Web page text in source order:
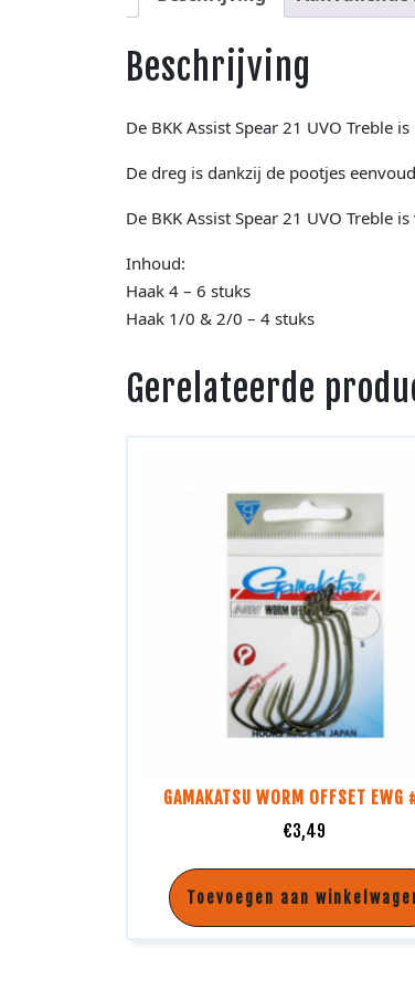
Beschrijving
De BKK Assist Spear 21 UVO Treble
De dreg is dankzij de pootjes
De BKK Assist Spear 21 UVO Treble
Inhoud:
Haak 4 – 6 stuks
Haak 1/0 & 2/0 – 4 stuks
Gerelateerde
GAMAKATSU WORM OFFSET
€3,49
Toevoegen aan